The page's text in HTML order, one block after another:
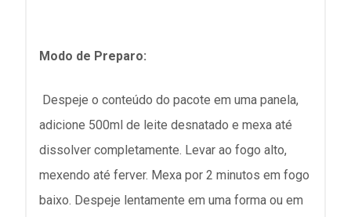
Modo de Preparo:
Despeje o conteúdo do pacote em uma panela,
adicione 500ml de leite desnatado e mexa até
dissolver completamente. Levar ao fogo alto,
mexendo até ferver. Mexa por 2 minutos em fogo
baixo. Despeje lentamente em uma forma ou em